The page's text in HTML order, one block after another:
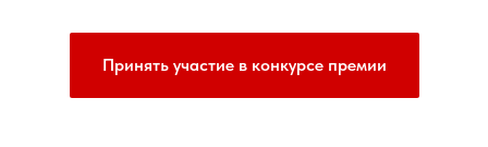
Принять участие в конкурсе премии